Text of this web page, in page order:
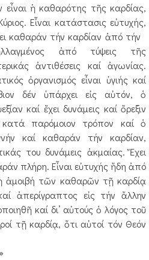
εἶναι ἡ καθαρότης τῆς καρδίας,
Εἶναι κατάστασις εὐτυχής,
καθαράν τήν καρδίαν ἀπό τήν
ἀπό τύψεις τῆς
ἀντιθέσεις καί ἀγωνίας.
ὀργανισμός εἶναι ὑγιής καί
δέν ὑπάρχει εἰς αὐτόν, ὁ
καί ἔχει δυνάμεις καί ὄρεξιν
παρόμοιον τρόπον καί ὁ
καί καθαράν τήν καρδίαν,
του δυνάμεις ἀκμαίας. Ἔχει
πλήρη. Εἶναι εὐτυχής ἤδη ἀπό
ἀμοιβή τῶν καθαρῶν τῇ καρδίᾳ
ἀπερίγραπτος εἰς τήν ἄλλην
καί δι’ αὐτούς ὁ λόγος τοῦ
τῇ καρδίᾳ, ὅτι αὐτοί τόν Θεόν